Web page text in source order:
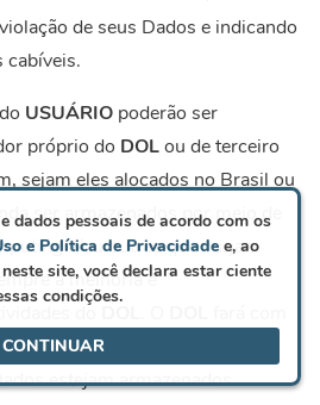
dados pessoais de acordo com os
e Política de Privacidade e, ao
site, você declara estar ciente
condições.
CONTINUAR
de seus Dados e indicando
cabíveis.
USUÁRIO poderão ser
próprio do DOLou de terceiro
sejam eles alocados no Brasil ou
ser armazenados por meio de
e/ou outras que surjam
a melhoria e
do
mantenham os
estejam armazenados